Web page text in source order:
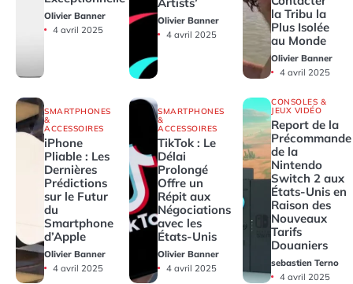
Olivier Banner
4 avril 2025
Olivier Banner
4 avril 2025
la Tribu la
Plus Isolée
au Monde
Olivier Banner
4 avril 2025
SMARTPHONES
&
ACCESSOIRES
iPhone
Pliable : Les
Dernières
Prédictions
sur le Futur
du
Smartphone
d’Apple
Olivier Banner
4 avril 2025
SMARTPHONES
&
ACCESSOIRES
TikTok : Le
Délai
Prolongé
Offre un
Répit aux
Négociations
avec les
États-Unis
Olivier Banner
4 avril 2025
CONSOLES &
JEUX VIDÉO
Report de la
Précommande
de la
Nintendo
Switch 2 aux
États-Unis en
Raison des
Nouveaux
Tarifs
Douaniers
sebastien Terno
4 avril 2025